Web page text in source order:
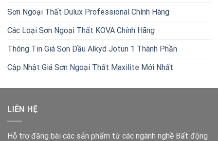
Sơn Ngoại Thất Dulux Professional Chính Hãng
Các Loại Sơn Ngoại Thất KOVA Chính Hãng
Thông Tin Giá Sơn Dầu Alkyd Jotun 1 Thành Phần
Cập Nhật Giá Sơn Ngoại Thất Maxilite Mới Nhất
LIÊN HỆ
Hỗ trợ đăng bài các sản phẩm từ các ngành nghề Bất động